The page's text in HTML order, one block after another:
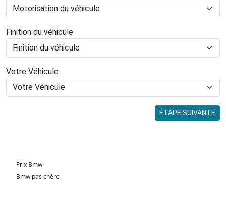
Finition du véhicule
Votre Véhicule
ÉTAPE SUIVANTE
Prix Bmw
Bmw pas chère